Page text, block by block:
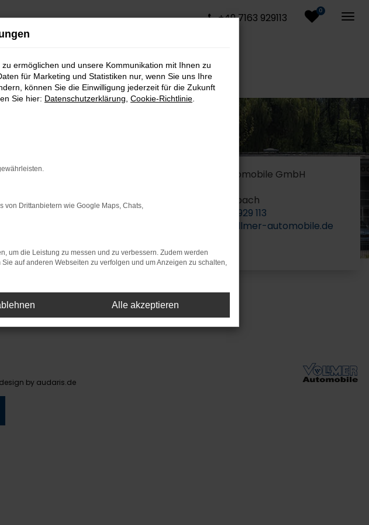
0
+49 7163 929113
Vollmer Automobile GmbH
73061 Ebersbach
07163 – 929 113
kontakt@vollmer-automobile.de
des Herstellers am Tag der Erstzulassung (Neupreis).
by audaris.de
ermöglichen und unsere Kommunikation mit Ihnen zu
für Marketing und Statistiken nur, wenn Sie uns Ihre
können Sie die Einwilligung jederzeit für die Zukunft
Sie hier: Datenschutzerklärung Cookie-Richtlinie
von Drittanbietern wie Google Maps, Chats,
um die Leistung zu messen und zu verbessern. Zudem werden
auf anderen Webseiten zu verfolgen und um Anzeigen zu schalten,
Alle akzeptieren